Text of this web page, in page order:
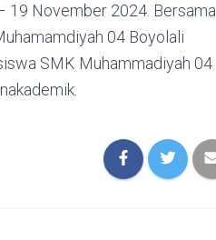
19 November 2024. Bersama
04 Boyolali
SMK Muhammadiyah 04